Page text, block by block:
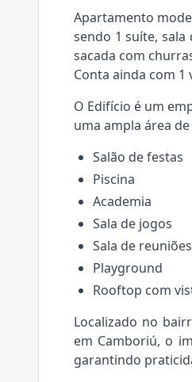
Apartamento
sendo 1 suíte,
sacada com
Conta ainda com 1
O Edifício é um
uma ampla área
Salão de festas
Piscina
Academia
Sala de jogos
Sala de reuniões
Playground
Rooftop com
Localizado no
em Camboriú, o
garantindo